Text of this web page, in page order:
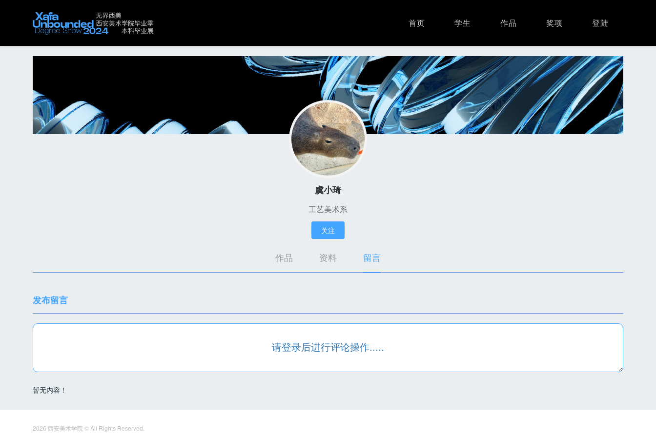
首页 学生 作品 奖项 登陆
虞小琦
工艺美术系
关注
作品 资料 留言
发布留言
请登录后进行评论操作.....
暂无内容！
2026 西安美术学院 © All Rights Reserved.